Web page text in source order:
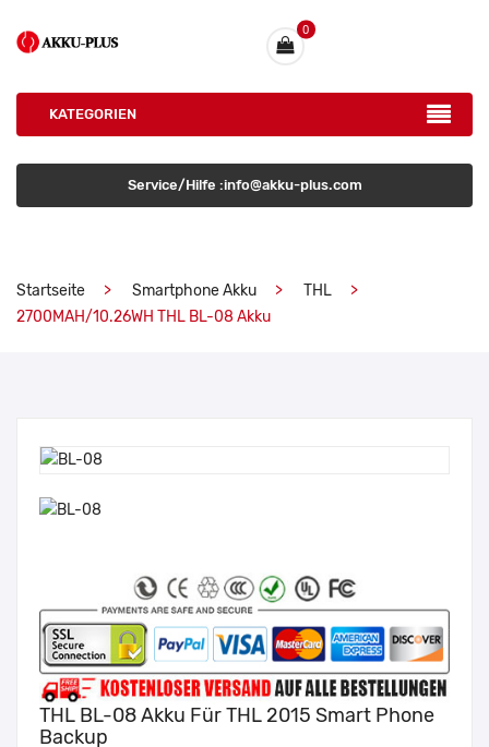
0
KATEGORIEN
Service/Hilfe :info@akku-plus.com
Startseite Smartphone Akku
THL
2700MAH/10.26WH THL BL-08 Akku
THL BL-08 Akku Für THL 2015 Smart Phone
Backup